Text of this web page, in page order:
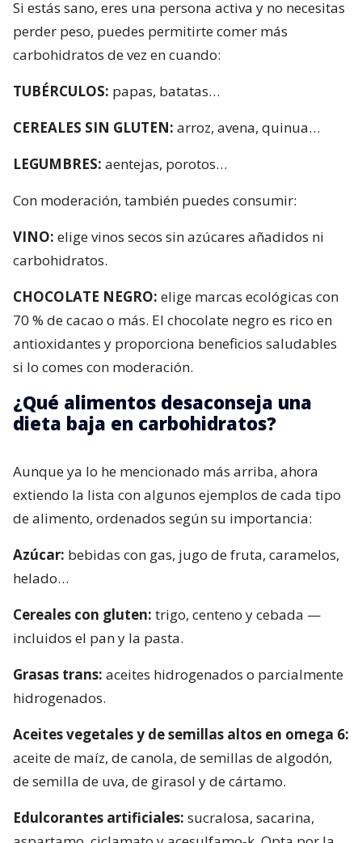
Si estás sano, eres una persona activa y no necesitas
perder peso, puedes permitirte comer más
carbohidratos de vez en cuando:
TUBÉRCULOS: papas, batatas…
CEREALES SIN GLUTEN: arroz, avena, quinua…
LEGUMBRES: aentejas, porotos…
Con moderación, también puedes consumir:
VINO: elige vinos secos sin azúcares añadidos ni
carbohidratos.
CHOCOLATE NEGRO: elige marcas ecológicas con
70 % de cacao o más. El chocolate negro es rico en
antioxidantes y proporciona beneficios saludables
si lo comes con moderación.
¿Qué alimentos desaconseja una
dieta baja en carbohidratos?
Aunque ya lo he mencionado más arriba, ahora
extiendo la lista con algunos ejemplos de cada tipo
de alimento, ordenados según su importancia:
Azúcar: bebidas con gas, jugo de fruta, caramelos,
helado…
Cereales con gluten: trigo, centeno y cebada —
incluidos el pan y la pasta.
Grasas trans: aceites hidrogenados o parcialmente
hidrogenados.
Aceites vegetales y de semillas altos en omega 6:
aceite de maíz, de canola, de semillas de algodón,
de semilla de uva, de girasol y de cártamo.
Edulcorantes artificiales: sucralosa, sacarina,